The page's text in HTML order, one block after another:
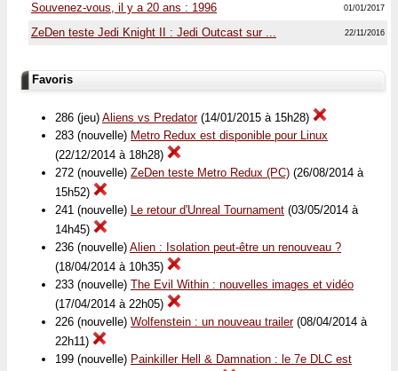
01/01/2017
Souvenez-vous, il y a 20 ans : 1996
22/11/2016
ZeDen teste Jedi Knight II : Jedi Outcast sur ...
Favoris
286 (jeu) Aliens vs Predator(14/01/2015 à 15h28)
283 (nouvelle) Metro Redux est disponible pour Linux
(22/12/2014 à 18h28)
272 (nouvelle) ZeDen teste Metro Redux (PC) (26/08/2014 à
15h52)
241 (nouvelle) Le retour d'Unreal Tournament (03/05/2014 à
14h45)
236 (nouvelle) Alien : Isolation peut-être un renouveau ?
(18/04/2014 à 10h35)
233 (nouvelle) The Evil Within : nouvelles images et vidéo
(17/04/2014 à 22h05)
226 (nouvelle) Wolfenstein : un nouveau trailer(08/04/2014 à
22h11)
199 (nouvelle) Painkiller Hell & Damnation : le 7e DLC est